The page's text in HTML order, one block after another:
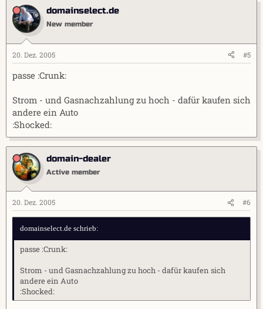
domainselect.de
New member
20. Dez. 2005 #5
passe :Crunk:
Strom - und Gasnachzahlung zu hoch - dafür kaufen sich
andere ein Auto
:Shocked:
domain-dealer
Active member
20. Dez. 2005 #6
domainselect.de schrieb:
passe :Crunk:
Strom - und Gasnachzahlung zu hoch - dafür kaufen sich
andere ein Auto
:Shocked: